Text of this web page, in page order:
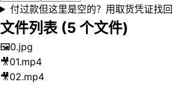
付过款但这里是空的？用取货凭证找回
文件列表 (5 个文件)
🖼️0.jpg
🎥01.mp4
🎥02.mp4